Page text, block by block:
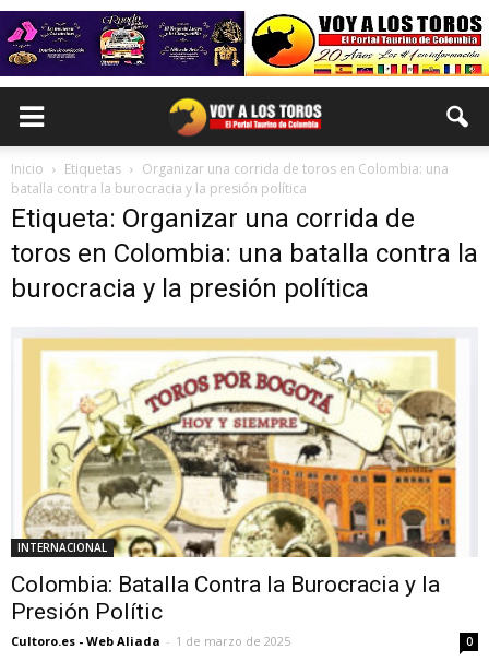
Inicio Etiquetas
Organizar una corrida de toros en Colombia: una
batalla contra la burocracia y la presión política
Etiqueta: Organizar una corrida de
toros en Colombia: una batalla contra la
burocracia y la presión política
INTERNACIONAL
Colombia: Batalla Contra la Burocracia y la
Presión Polític
Cultoro.es - Web Aliada - 1 de marzo de 2025 0